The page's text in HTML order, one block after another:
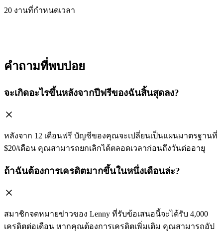
20 งานที่กำหนดเวลา
คำถามที่พบบ่อย
จะเกิดอะไรขึ้นหลังจากปีฟรีของฉันสิ้นสุดลง?
หลังจาก 12 เดือนฟรี บัญชีของคุณจะเปลี่ยนเป็นแผนมาตรฐานที่
$20/เดือน คุณสามารถยกเลิกได้ตลอดเวลาก่อนถึงวันต่ออายุ
ถ้าฉันต้องการเครดิตมากขึ้นในหนึ่งเดือนล่ะ?
สมาชิกจดหมายข่าวของ Lenny ที่รับข้อเสนอนี้จะได้รับ 4,000
เครดิตต่อเดือน หากคุณต้องการเครดิตเพิ่มเติม คุณสามารถอัป